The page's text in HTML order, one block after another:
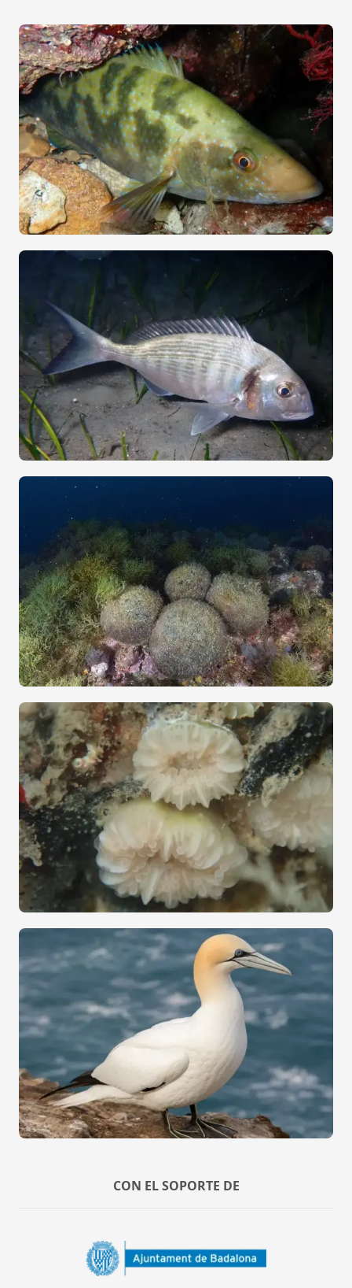
CON EL SOPORTE DE